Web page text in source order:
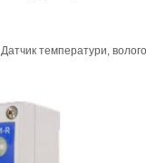
Датчик температури,